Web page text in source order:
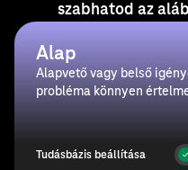
szabhatod az
Alap
Alapvető vagy belső
probléma könnyen
Tudásbázis beállítása